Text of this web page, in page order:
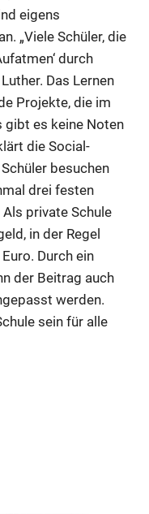
eigens
„Viele Schüler, die
durch
Das Lernen
Projekte, die im
gibt es keine Noten
die Social-
besuchen
drei festen
private Schule
in der Regel
Durch ein
der Beitrag auch
werden.
sein für alle